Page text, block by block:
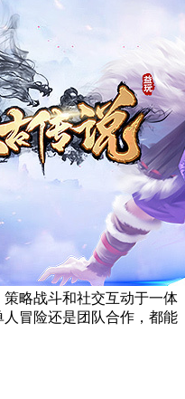
策略战斗和社交互动于一体
冒险还是团队合作，都能